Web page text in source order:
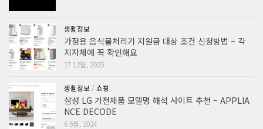
생활정보
가정용 음식물처리기 지원금 대상 조건 신청방법 – 각
지자체에 꼭 확인해요
17 12월, 2025
생활정보/ 쇼핑
삼성 LG 가전제품 모델명 해석 사이트 추천 – APPLIA
NCE DECODE
6 5월, 2024